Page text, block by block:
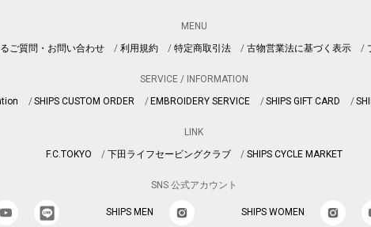
MENU
ご質問・お問い合わせ 利用規約 特定商取引法 古物営業法に基づく表示
SERVICE / INFORMATION
SHIPS CUSTOM ORDER EMBROIDERY SERVICE SHIPS GIFT CARD
LINK
F.C.TOKYO
下田ライフセービングクラブ SHIPS CYCLE MARKET
SNS 公式アカウント
SHIPS MEN SHIPS WOMEN